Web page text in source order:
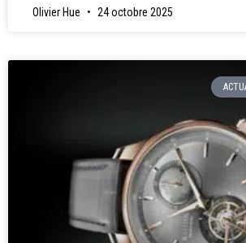
Olivier Hue 24 octobre 2025